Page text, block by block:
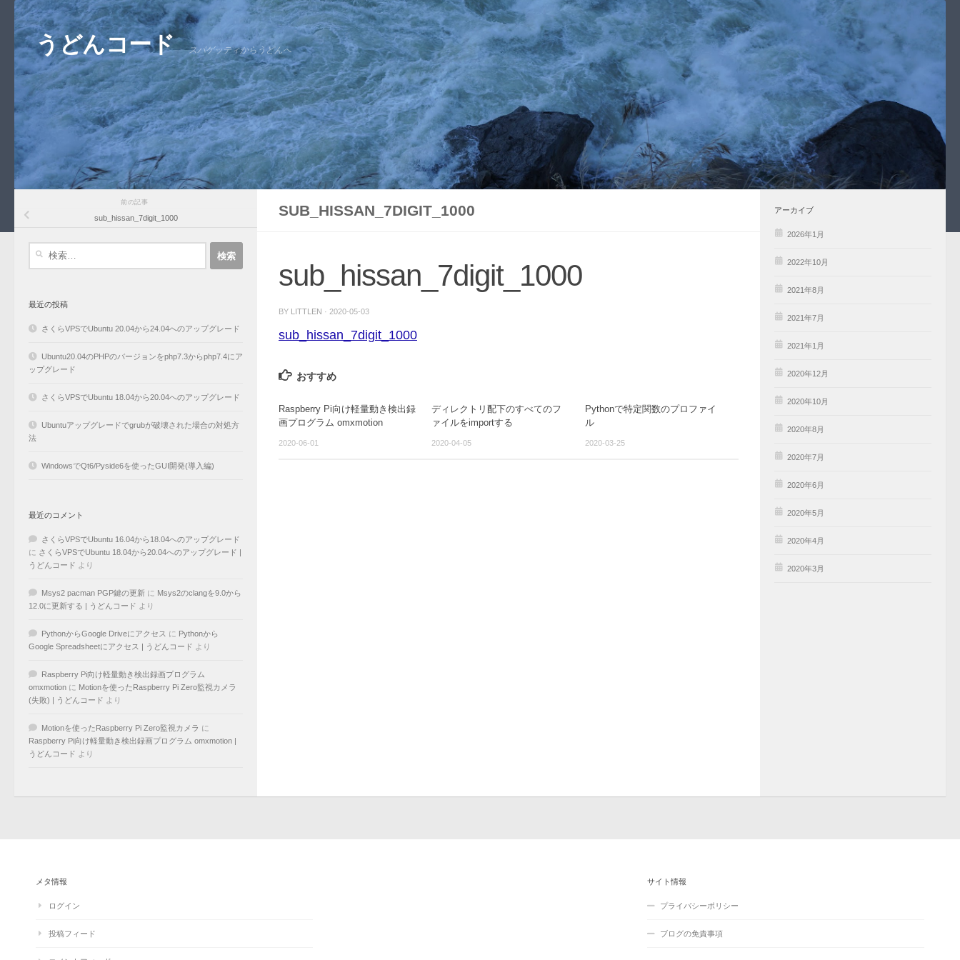
コンテンツへスキップ
うどんコード スパゲッティからうどんへ
SUB_HISSAN_7DIGIT_1000
sub_hissan_7digit_1000
BY LITTLEN · 2020-05-03
sub_hissan_7digit_1000
おすすめ
Raspberry Pi向け軽量動き検出録
画プログラム omxmotion
2020-06-01
ディレクトリ配下のすべてのフ
ァイルをimportする
2020-04-05
Pythonで特定関数のプロファイ
ル
2020-03-25
前の記事
sub_hissan_7digit_1000
最近の投稿
さくらVPSでUbuntu 20.04から24.04へのアップグレード
Ubuntu20.04のPHPのバージョンをphp7.3からphp7.4にア
ップグレード
さくらVPSでUbuntu 18.04から20.04へのアップグレード
Ubuntuアップグレードでgrubが破壊された場合の対処方
法
WindowsでQt6/Pyside6を使ったGUI開発(導入編)
最近のコメント
さくらVPSでUbuntu 16.04から18.04へのアップグレード
に さくらVPSでUbuntu 18.04から20.04へのアップグレード |
うどんコード より
Msys2 pacman PGP鍵の更新 に Msys2のclangを9.0から
12.0に更新する | うどんコード より
PythonからGoogle Driveにアクセス に Pythonから
Google Spreadsheetにアクセス | うどんコード より
Raspberry Pi向け軽量動き検出録画プログラム
omxmotion に Motionを使ったRaspberry Pi Zero監視カメラ
(失敗) | うどんコード より
Motionを使ったRaspberry Pi Zero監視カメラ に
Raspberry Pi向け軽量動き検出録画プログラム omxmotion |
うどんコード より
アーカイブ
2026年1月
2022年10月
2021年8月
2021年7月
2021年1月
2020年12月
2020年10月
2020年8月
2020年7月
2020年6月
2020年5月
2020年4月
2020年3月
メタ情報
ログイン
投稿フィード
サイト情報
プライバシーポリシー
ブログの免責事項